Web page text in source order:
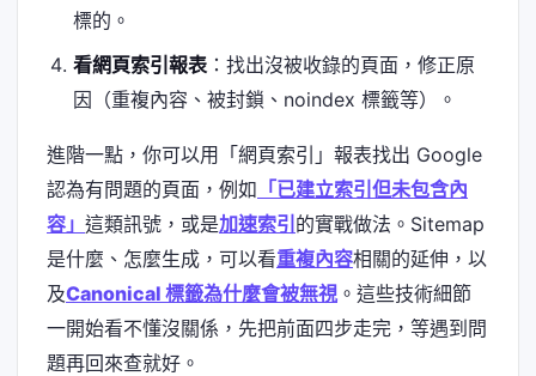
標的。
看網頁索引報表：找出沒被收錄的頁面，修正原
因（重複內容、被封鎖、noindex 標籤等）。
進階一點，你可以用「網頁索引」報表找出 Google
認為有問題的頁面，例如 「已建立索引但未包含內
容」 這類訊號，或是加速索引 的實戰做法。Sitemap
是什麼、怎麼生成，可以看重複內容相關的延伸，以
及Canonical 標籤為什麼會被無視 。這些技術細節
一開始看不懂沒關係，先把前面四步走完，等遇到問
題再回來查就好。